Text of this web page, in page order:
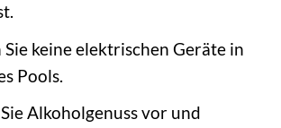
keine elektrischen Geräte in
Pools.
Alkoholgenuss vor und